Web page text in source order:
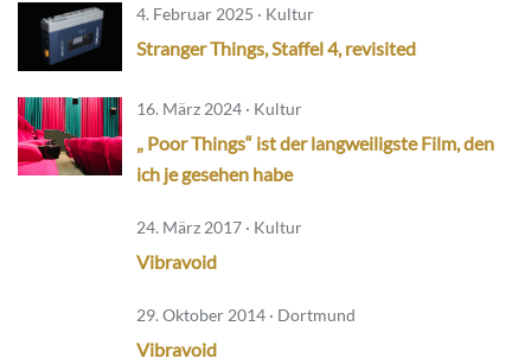
4. Februar 2025 · Kultur
Stranger Things, Staffel 4, revisited
16. März 2024 · Kultur
„ Poor Things“ ist der langweiligste Film, den
ich je gesehen habe
24. März 2017 · Kultur
Vibravoid
29. Oktober 2014 · Dortmund
Vibravoid